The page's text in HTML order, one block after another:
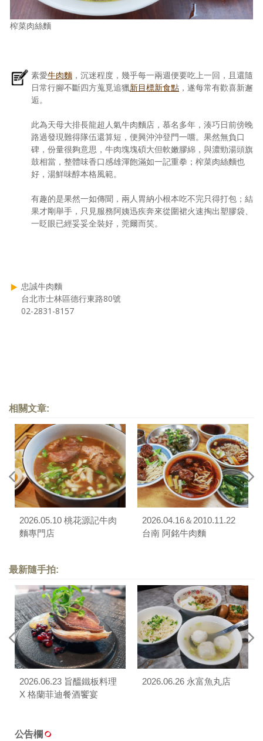
榨菜肉絲麵
素愛牛肉麵 ，沉迷程度，幾乎每一兩週便要吃上一回，且還隨
日常行腳不斷四方蒐覓追獵新目標新食點 ，遂每常有歡喜新邂
逅。
此為天母大排長龍超人氣牛肉麵店，慕名多年，湊巧日前傍晚
路過發現難得隊伍還算短，便興沖沖登門一嚐。果然無負口
碑，份量很夠意思，牛肉塊塊碩大但軟嫩膠綿，與濃勁湯頭旗
鼓相當，整體味香口感雄渾飽滿如一記重拳；榨菜肉絲麵也
好，湯鮮味醇本格風範。
有趣的是果然一如傳聞，兩人胃納小根本吃不完只得打包；結
果才剛舉手，只見服務阿姨迅疾奔來從圍裙火速掏出塑膠袋、
一眨眼已經妥妥全裝好，莞爾而笑。
忠誠牛肉麵
台北市士林區德行東路80號
02-2831-8157
相關文章:
2026.05.10 桃花源記牛肉
麵專門店
2026.04.16＆2010.11.22
台南 阿銘牛肉麵
最新隨手拍:
2026.06.23 旨醞鐵板料理
X 格蘭菲迪餐酒饗宴
2026.06.26 永富魚丸店
公告欄